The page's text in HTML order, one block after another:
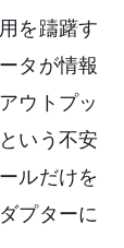
を躊躇す
タが情報
ウトプッ
いう不安
ルだけを
プターに